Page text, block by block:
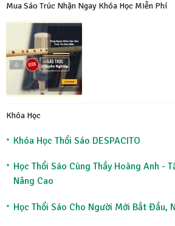
Mua Sáo Trúc Nhận Ngay Khóa Học Miễn Phí
Khóa Học
Khóa Học Thổi Sáo DESPACITO
Học Thổi Sáo Cùng Thầy Hoàng Anh -
Nâng Cao
Học Thổi Sáo Cho Người Mới Bắt Đầu,